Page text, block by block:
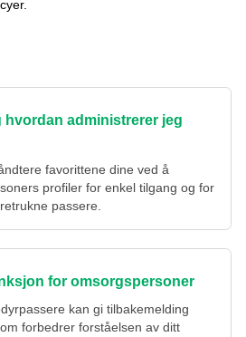
hvordan administrerer jeg
favorittene dine ved å
profiler for enkel tilgang og for
passere.
for omsorgspersoner
kan gi tilbakemelding
forbedrer forståelsen av ditt